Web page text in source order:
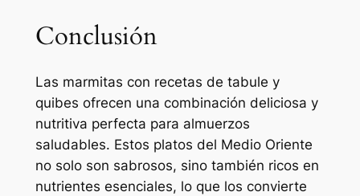
Conclusión
Las marmitas con recetas de tabule y
quibes ofrecen una combinación deliciosa y
nutritiva perfecta para almuerzos
saludables. Estos platos del Medio Oriente
no solo son sabrosos, sino también ricos en
nutrientes esenciales, lo que los convierte